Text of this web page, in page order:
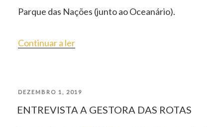
Parque das Nações (junto ao Oceanário).
Continuar a ler“DANÇAR
DE
GUERRA”
PUBLICADO
EM
DEZEMBRO 1, 2019
ENTREVISTA A GESTORA DAS ROTAS